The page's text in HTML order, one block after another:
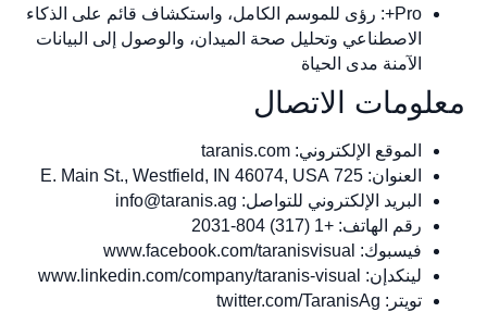
Pro+: رؤى للموسم الكامل، واستكشاف قائم على الذكاء
الاصطناعي وتحليل صحة الميدان، والوصول إلى البيانات
الآمنة مدى الحياة
الاتصال
الموقع الإلكتروني: taranis.com
العنوان: 725 E. Main St., Westfield, IN 46074, USA
البريد الإلكتروني للتواصل:info@taranis.ag
رقم الهاتف: +1 (317) 804-2031
فيسبوك: www.facebook.com/taranisvisual
لينكدإن: www.linkedin.com/company/taranis-visual
تويتر: twitter.com/TaranisAg